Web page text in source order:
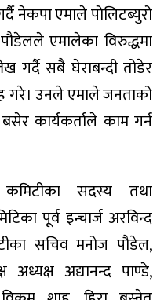
नेकपा एमाले पोलिटब्युरो
एमालेका विरुद्धमा
गर्दै सबै घेराबन्दी तोडेर
गरे। उनले एमाले जनताको
कार्यकर्ताले काम गर्न
कमिटीका सदस्य तथा
पूर्व इन्चार्ज अरविन्द
सचिव मनोज पौडेल,
अध्यक्ष अद्यानन्द पाण्डे,